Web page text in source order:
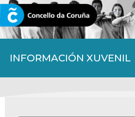
INFORMACIÓN XUVENIL
CORUNA.GAL